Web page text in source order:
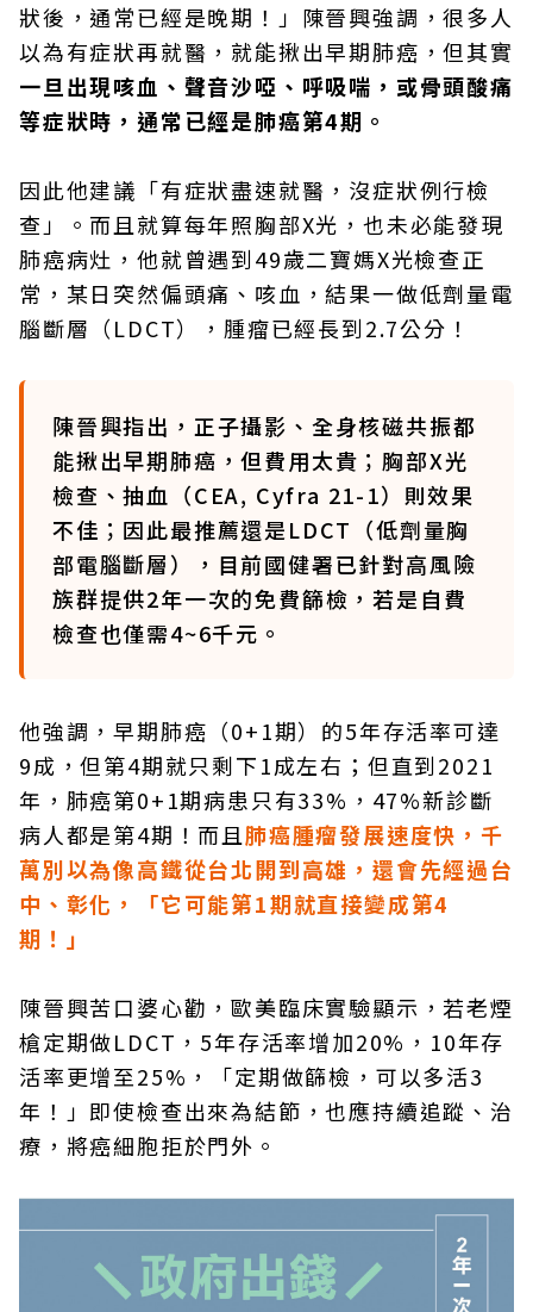
狀後，通常已經是晚期！」陳晉興強調，很多人
以為有症狀再就醫，就能揪出早期肺癌，但其實
一旦出現咳血、聲音沙啞、呼吸喘，或骨頭酸痛
等症狀時，通常已經是肺癌第4期。
因此他建議「有症狀盡速就醫，沒症狀例行檢
查」。而且就算每年照胸部X光，也未必能發現
肺癌病灶，他就曾遇到49歲二寶媽X光檢查正
常，某日突然偏頭痛、咳血，結果一做低劑量電
腦斷層（LDCT），腫瘤已經長到2.7公分！
陳晉興指出，正子攝影、全身核磁共振都
能揪出早期肺癌，但費用太貴；胸部X光
檢查、抽血（CEA, Cyfra 21-1）則效果
不佳；因此最推薦還是LDCT（低劑量胸
部電腦斷層），目前國健署已針對高風險
族群提供2年一次的免費篩檢，若是自費
檢查也僅需4~6千元。
他強調，早期肺癌（0+1期）的5年存活率可達
9成，但第4期就只剩下1成左右；但直到2021
年，肺癌第0+1期病患只有33%，47%新診斷
病人都是第4期！而且肺癌腫瘤發展速度快，千
萬別以為像高鐵從台北開到高雄，還會先經過台
中、彰化，「它可能第1期就直接變成第4
期！」
陳晉興苦口婆心勸，歐美臨床實驗顯示，若老煙
槍定期做LDCT，5年存活率增加20%，10年存
活率更增至25%，「定期做篩檢，可以多活3
年！」即使檢查出來為結節，也應持續追蹤、治
療，將癌細胞拒於門外。